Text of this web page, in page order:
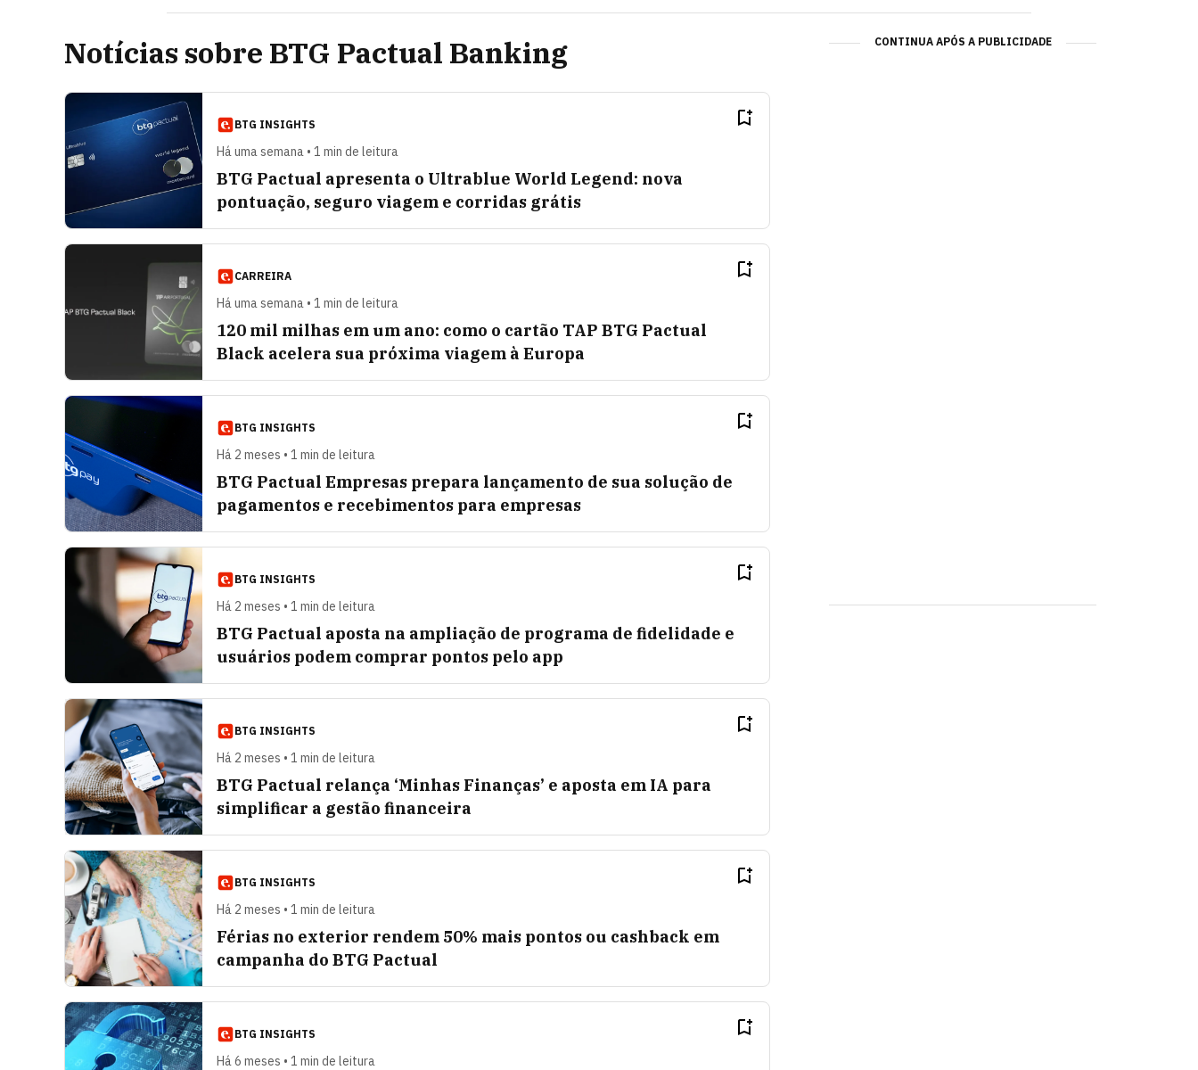
Notícias sobre BTG Pactual Banking
BTG INSIGHTS
Há uma semana • 1 min de leitura
BTG Pactual apresenta o Ultrablue World Legend: nova
pontuação, seguro viagem e corridas grátis
CARREIRA
Há uma semana • 1 min de leitura
120 mil milhas em um ano: como o cartão TAP BTG Pactual
Black acelera sua próxima viagem à Europa
BTG INSIGHTS
Há 2 meses • 1 min de leitura
BTG Pactual Empresas prepara lançamento de sua solução de
pagamentos e recebimentos para empresas
BTG INSIGHTS
Há 2 meses • 1 min de leitura
BTG Pactual aposta na ampliação de programa de fidelidade e
usuários podem comprar pontos pelo app
BTG INSIGHTS
Há 2 meses • 1 min de leitura
BTG Pactual relança ‘Minhas Finanças’ e aposta em IA para
simplificar a gestão financeira
BTG INSIGHTS
Há 2 meses • 1 min de leitura
Férias no exterior rendem 50% mais pontos ou cashback em
campanha do BTG Pactual
BTG INSIGHTS
Há 6 meses • 1 min de leitura
CONTINUA APÓS A PUBLICIDADE